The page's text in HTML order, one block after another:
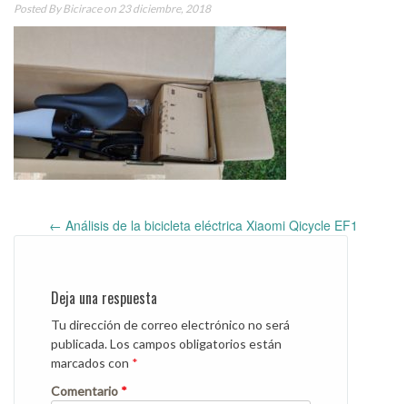
Posted ByBiciraceon 23 diciembre, 2018
Post
← Análisis de la bicicleta eléctrica Xiaomi Qicycle EF1
Deja una respuesta
Tu dirección de correo electrónico no será
publicada.Los campos obligatorios están
marcados con *
Comentario *